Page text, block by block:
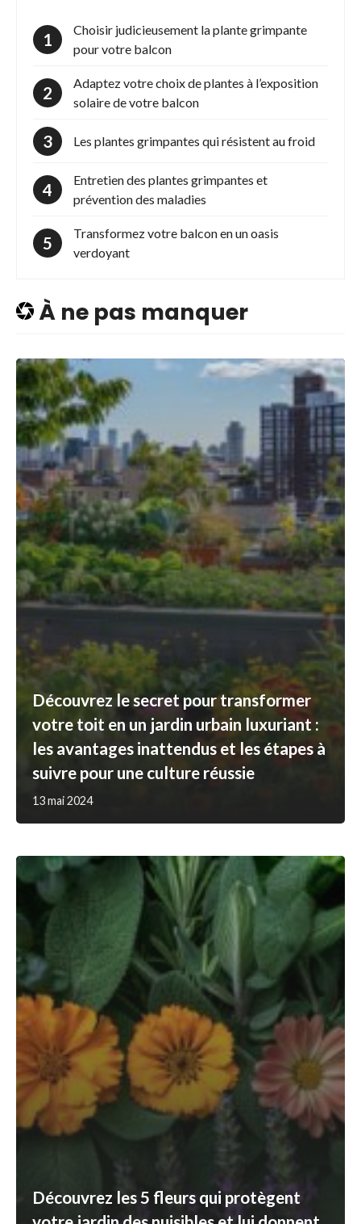
Choisir judicieusement la plante grimpante
pour votre balcon
Adaptez votre choix de plantes à l’exposition
solaire de votre balcon
Les plantes grimpantes qui résistent au froid
Entretien des plantes grimpantes et
prévention des maladies
Transformez votre balcon en un oasis
verdoyant
À ne pas manquer
Découvrez le secret pour transformer
votre toit en un jardin urbain luxuriant :
les avantages inattendus et les étapes à
suivre pour une culture réussie
13 mai 2024
Découvrez les 5 fleurs qui protègent